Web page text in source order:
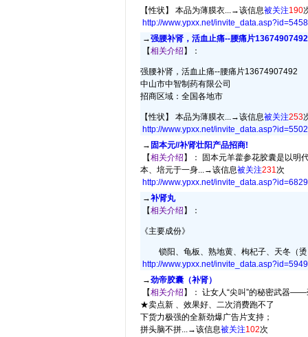
【性状】 本品为薄膜衣...→该信息被关注190
http://www.ypxx.net/invite_data.asp?id=
→强腰补肾，活血止痛--腰痛片13674907492
【相关介绍 】：
强腰补肾，活血止痛--腰痛片13674907492
中山市中智制药有限公司
招商区域：全国各地市
【性状】 本品为薄膜衣...→该信息被关注253
http://www.ypxx.net/invite_data.asp?id=
→ 固本元//补肾壮阳产品招商!
【相关介绍 】： 固本元羊藿参花胶囊是以明
本、培元于一身...→该信息被关注231次
http://www.ypxx.net/invite_data.asp?id=
→补肾丸
【相关介绍 】：
《主要成份》
锁阳、龟板、熟地黄、枸杞子、天冬（烫
http://www.ypxx.net/invite_data.asp?id=
→劲帝胶囊（补肾）
【相关介绍 】： 让女人“尖叫”的秘密武器——
★卖点新 、效果好、二次消费跑不了
下货力极强的全新劲爆广告片支持；
拼头脑不拼...→该信息被关注102次